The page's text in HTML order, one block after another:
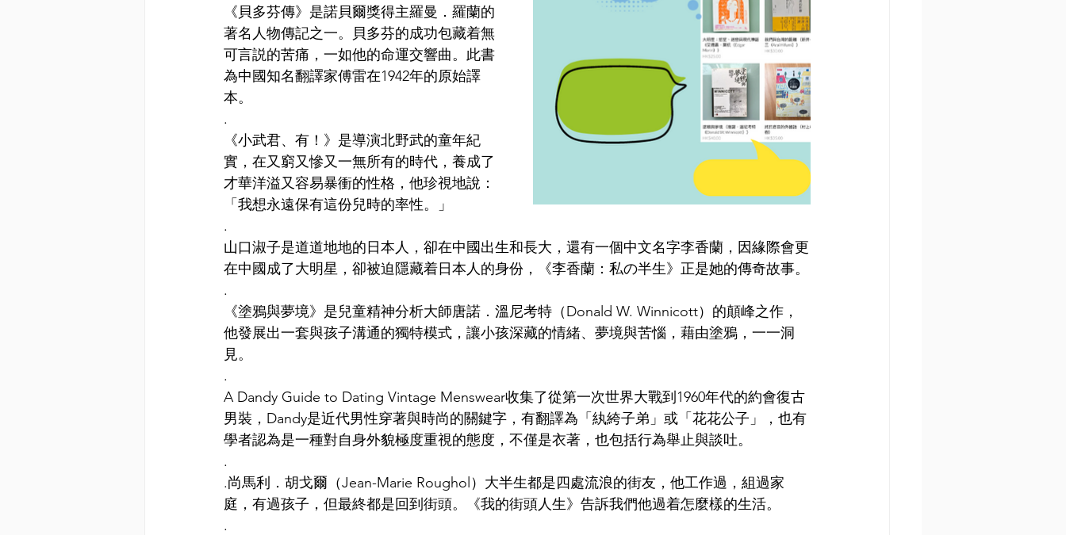
《貝多芬傳》是諾貝爾獎得主羅曼．羅蘭的
著名人物傳記之一。貝多芬的成功包藏着無
可言説的苦痛，一如他的命運交響曲。此書
為中國知名翻譯家傅雷在1942年的原始譯
本。
.
《小武君、有！》是導演北野武的童年紀
實，在又窮又慘又一無所有的時代，養成了
才華洋溢又容易暴衝的性格，他珍視地說：
「我想永遠保有這份兒時的率性。」
.
山口淑子是道道地地的日本人，卻在中國出生和長大，還有一個中文名字李香蘭，因緣際會更
在中國成了大明星，卻被迫隱藏着日本人的身份，《李香蘭：私の半生》正是她的傳奇故事。
.
《塗鴉與夢境》是兒童精神分析大師唐諾．溫尼考特（Donald W. Winnicott）的顛峰之作，
他發展出一套與孩子溝通的獨特模式，讓小孩深藏的情緒、夢境與苦惱，藉由塗鴉，一一洞
見。
.
A Dandy Guide to Dating Vintage Menswear收集了從第一次世界大戰到1960年代的約會復古
男裝，Dandy是近代男性穿著與時尚的關鍵字，有翻譯為「紈絝子弟」或「花花公子」，也有
學者認為是一種對自身外貌極度重視的態度，不僅是衣著，也包括行為舉止與談吐。
.
.尚馬利．胡戈爾（Jean-Marie Roughol）大半生都是四處流浪的街友，他工作過，組過家
庭，有過孩子，但最終都是回到街頭。《我的街頭人生》告訴我們他過着怎麼樣的生活。
.